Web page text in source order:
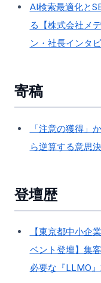
AI検索最適化と
る【株式会社メ
ン・社長インタ
寄稿
「注意の獲得
ら逆算する意思
登壇歴
【東京都中小企
ベント登壇】集
必要な『LLMO